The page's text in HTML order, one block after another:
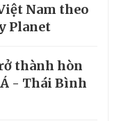
Nam theo
Planet
thành hòn
- Thái Bình